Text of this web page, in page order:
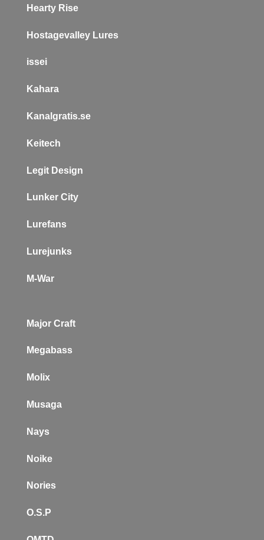
Hearty Rise
Hostagevalley Lures
issei
Kahara
Kanalgratis.se
Keitech
Legit Design
Lunker City
Lurefans
Lurejunks
M-War
Major Craft
Megabass
Molix
Musaga
Nays
Noike
Nories
O.S.P